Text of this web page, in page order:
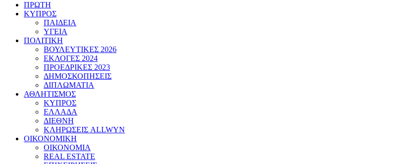
ΠΡΩΤΗ
ΚΥΠΡΟΣ
ΠΑΙΔΕΙΑ
ΥΓΕΙΑ
ΠΟΛΙΤΙΚΗ
ΒΟΥΛΕΥΤΙΚΕΣ 2026
ΕΚΛΟΓΕΣ 2024
ΠΡΟΕΔΡΙΚΕΣ 2023
ΔΗΜΟΣΚΟΠΗΣΕΙΣ
ΔΙΠΛΩΜΑΤΙΑ
ΑΘΛΗΤΙΣΜΟΣ
ΚΥΠΡΟΣ
ΕΛΛΑΔΑ
ΔΙΕΘΝΗ
ΚΛΗΡΩΣΕΙΣ ALLWYN
ΟΙΚΟΝΟΜΙΚΗ
ΟΙΚΟΝΟΜΙΑ
REAL ESTATE